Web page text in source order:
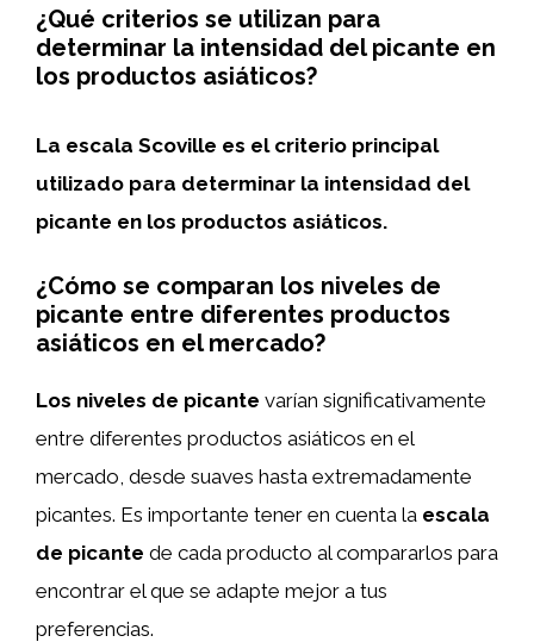
¿Qué criterios se utilizan para
determinar la intensidad del picante en
los productos asiáticos?
La escala Scoville es el criterio principal
utilizado para determinar la intensidad del
picante en los productos asiáticos.
¿Cómo se comparan los niveles de
picante entre diferentes productos
asiáticos en el mercado?
Los niveles de picante varían significativamente
entre diferentes productos asiáticos en el
mercado, desde suaves hasta extremadamente
picantes. Es importante tener en cuenta la escala
de picante de cada producto al compararlos para
encontrar el que se adapte mejor a tus
preferencias.